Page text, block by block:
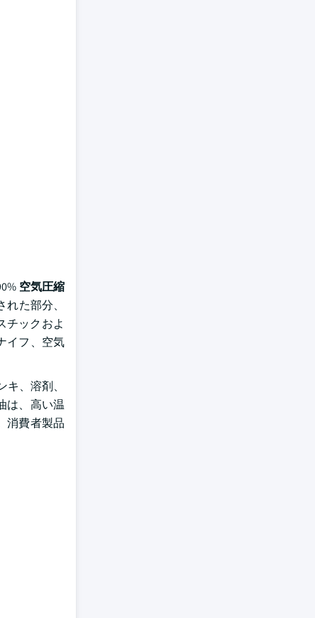
空気圧縮
た部分、
チックおよ
イフ、空気
、溶剤、
は、高い温
消費者製品